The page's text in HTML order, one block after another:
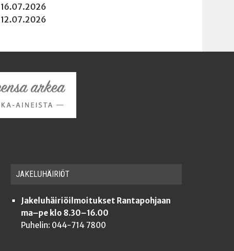
16.07.2026
12.07.2026
JAKE­LU­HÄI­RIÖT
Jakeluhäiriöilmoitukset Rantapohjaan
ma–pe klo 8.30–16.00
Puhelin: 044-714 7800